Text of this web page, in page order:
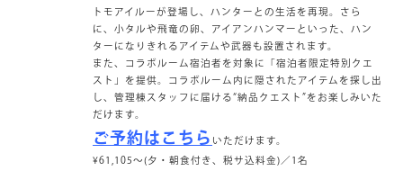
トモアイルーが登場し、ハンターとの生活を再現。さら
に、小タルや飛竜の卵、アイアンハンマーといった、ハン
ターになりきれるアイテムや武器も設置されます。
また、コラボルーム宿泊者を対象に「宿泊者限定特別クエ
スト」を提供。コラボルーム内に隠されたアイテムを探し出
し、管理棟スタッフに届ける“納品クエスト”をお楽しみいた
だけます。
ご予約はこちら いただけます。
¥61,105～(夕・朝食付き、税サ込料金)／1名